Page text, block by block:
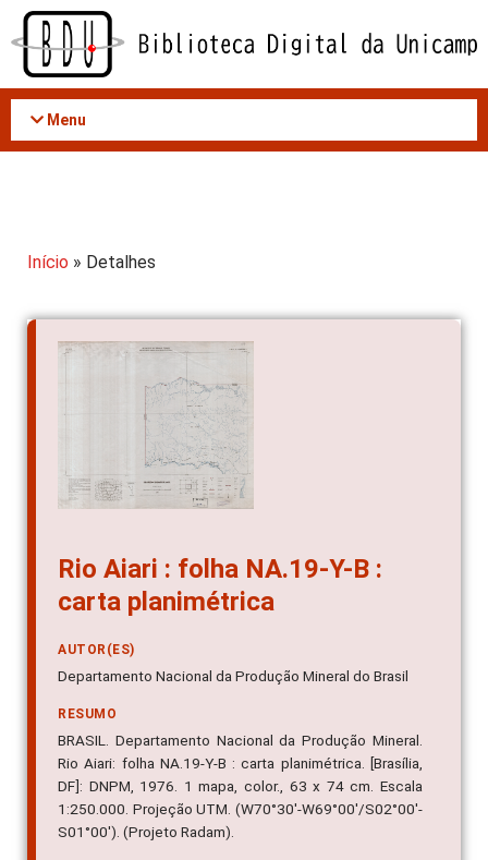
Acessar
conteúdo
Menu
Início » Detalhes
Rio Aiari : folha NA.19-Y-B :
carta planimétrica
AUTOR(ES)
Departamento Nacional da Produção Mineral do Brasil
RESUMO
BRASIL. Departamento Nacional da Produção Mineral.
Rio Aiari: folha NA.19-Y-B : carta planimétrica. [Brasília,
DF]: DNPM, 1976. 1 mapa, color., 63 x 74 cm. Escala
1:250.000. Projeção UTM. (W70°30'-W69°00'/S02°00'-
S01°00'). (Projeto Radam).